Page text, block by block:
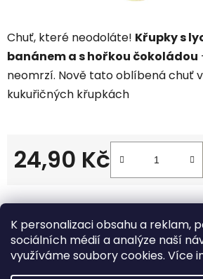
K personalizaci obsahu a reklam,
sociálních médií a analýze naší
využíváme soubory cookies. Více
Chuť, které neodoláte! Křupky s
banánem a s hořkou čokoládou
neomrzí. Nově tato oblíbená chuť
kukuřičných křupkách
24,90 Kč